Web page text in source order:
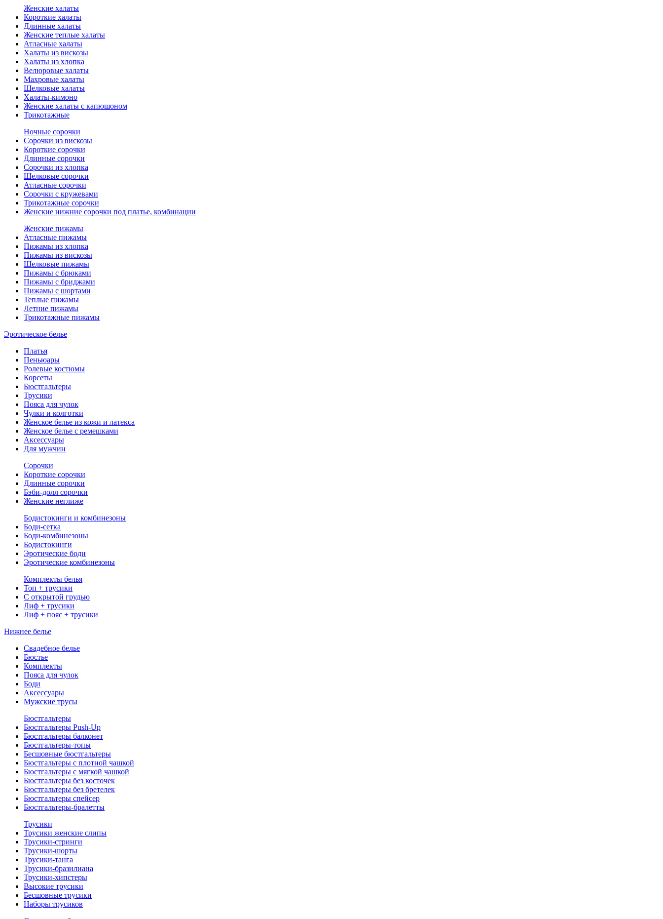
Женские халаты
Короткие халаты
Длинные халаты
Женские теплые халаты
Атласные халаты
Халаты из вискозы
Халаты из хлопка
Велюровые халаты
Махровые халаты
Шелковые халаты
Халаты-кимоно
Женские халаты с капюшоном
Трикотажные
Ночные сорочки
Сорочки из вискозы
Короткие сорочки
Длинные сорочки
Сорочки из хлопка
Шелковые сорочки
Атласные сорочки
Сорочки с кружевами
Трикотажные сорочки
Женские нижние сорочки под платье, комбинации
Женские пижамы
Атласные пижамы
Пижамы из хлопка
Пижамы из вискозы
Шелковые пижамы
Пижамы с брюками
Пижамы с бриджами
Пижамы с шортами
Теплые пижамы
Летние пижамы
Трикотажные пижамы
Эротическое белье
Платья
Пеньюары
Ролевые костюмы
Корсеты
Бюстгальтеры
Трусики
Пояса для чулок
Чулки и колготки
Женское белье из кожи и латекса
Женское белье с ремешками
Аксессуары
Для мужчин
Сорочки
Короткие сорочки
Длинные сорочки
Бэби-долл сорочки
Женские неглиже
Бодистокинги и комбинезоны
Боди-сетка
Боди-комбинезоны
Бодистокинги
Эротические боди
Эротические комбинезоны
Комплекты белья
Топ + трусики
С открытой грудью
Лиф + трусики
Лиф + пояс + трусики
Нижнее белье
Свадебное белье
Бюстье
Комплекты
Пояса для чулок
Боди
Аксессуары
Мужские трусы
Бюстгальтеры
Бюстгальтеры Push-Up
Бюстгальтеры балконет
Бюстгальтеры-топы
Бесшовные бюстгальтеры
Бюстгальтеры с плотной чашкой
Бюстгальтеры с мягкой чашкой
Бюстгальтеры без косточек
Бюстгальтеры без бретелек
Бюстгальтеры спейсер
Бюстгальтеры-бралетты
Трусики
Трусики женские слипы
Трусики-стринги
Трусики-шорты
Трусики-танга
Трусики-бразилиана
Трусики-хипстеры
Высокие трусики
Бесшовные трусики
Наборы трусиков